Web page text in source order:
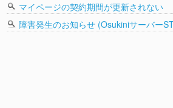
マイページの契約期間が更新されない
障害発生のお知らせ (Osukiniサーバー